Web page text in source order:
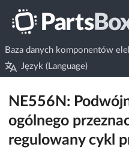
Baza danych komponentów
Język (Language)
NE556N:
ogólnego
regulowany cykl